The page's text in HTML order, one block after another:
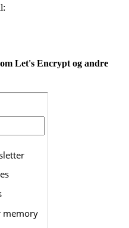
Let's Encrypt og andre